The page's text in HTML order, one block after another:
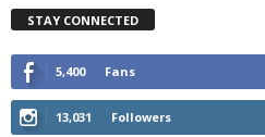
STAY CONNECTED
5,400 Fans
13,031 Followers